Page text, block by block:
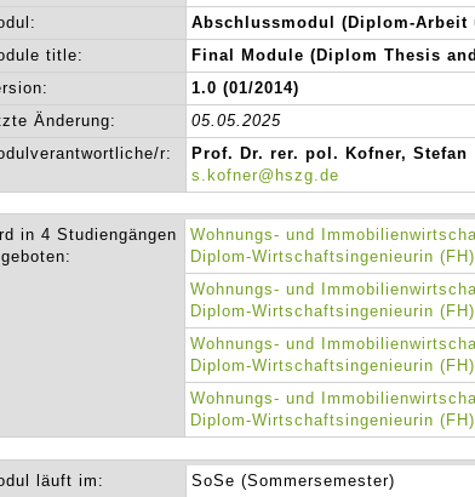
Abschlussmodul (Diplom-Arbeit
title:
Final Module (Diplom Thesis
1.0 (01/2014)
Änderung:
05.05.2025
r:
Prof. Dr. rer. pol. Kofner, Stefan
s.kofner@hszg.de
in 4 Studiengängen
Wohnungs- und
Diplom-Wirtschaftsingenieurin
Wohnungs- und
Diplom-Wirtschaftsingenieurin
Wohnungs- und
Diplom-Wirtschaftsingenieurin
Wohnungs- und
Diplom-Wirtschaftsingenieurin
läuft im:
SoSe (Sommersemester)